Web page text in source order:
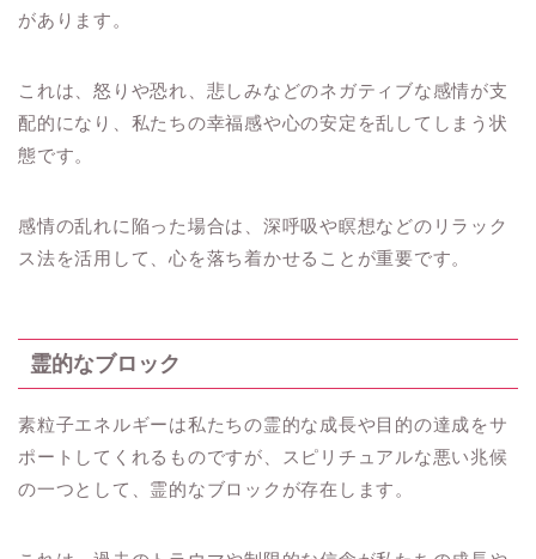
があります。
これは、怒りや恐れ、悲しみなどのネガティブな感情が支
配的になり、私たちの幸福感や心の安定を乱してしまう状
態です。
感情の乱れに陥った場合は、深呼吸や瞑想などのリラック
ス法を活用して、心を落ち着かせることが重要です。
霊的なブロック
素粒子エネルギーは私たちの霊的な成長や目的の達成をサ
ポートしてくれるものですが、スピリチュアルな悪い兆候
の一つとして、霊的なブロックが存在します。